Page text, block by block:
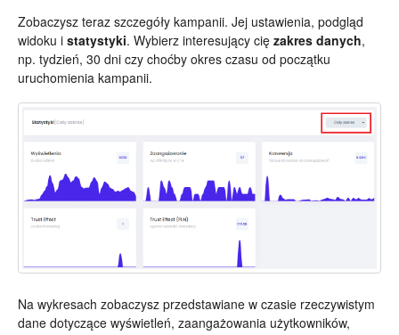
Zobaczysz teraz szczegóły kampanii. Jej ustawienia, podgląd
widoku i statystyki. Wybierz interesujący cię zakres danych,
np. tydzień, 30 dni czy choćby okres czasu od początku
uruchomienia kampanii.
Na wykresach zobaczysz przedstawiane w czasie rzeczywistym
dane dotyczące wyświetleń, zaangażowania użytkowników,